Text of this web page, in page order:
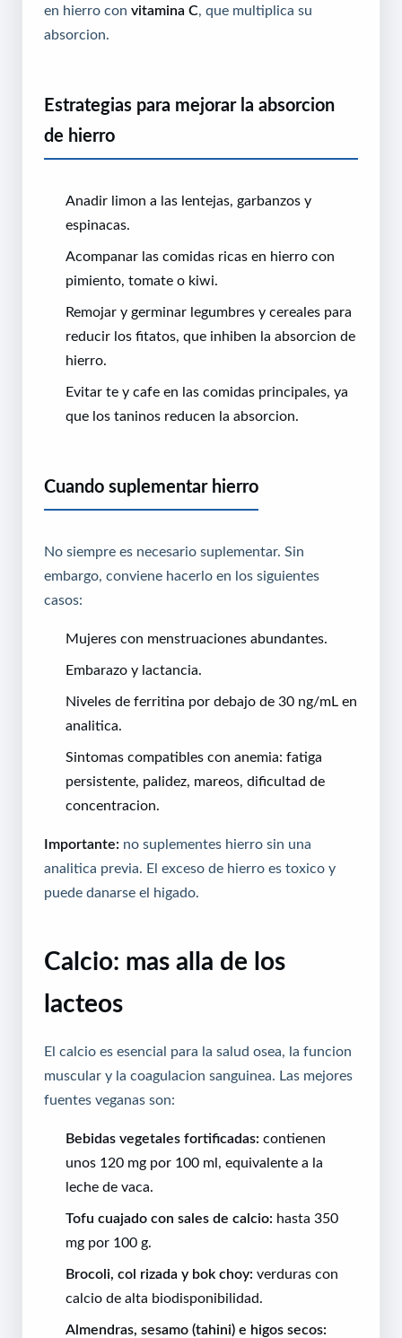
en hierro con vitamina C , que multiplica su
absorcion.
Estrategias para mejorar la absorcion
de hierro
Anadir limon a las lentejas, garbanzos y
espinacas.
Acompanar las comidas ricas en hierro con
pimiento, tomate o kiwi.
Remojar y germinar legumbres y cereales para
reducir los fitatos, que inhiben la absorcion de
hierro.
Evitar te y cafe en las comidas principales, ya
que los taninos reducen la absorcion.
Cuando suplementar hierro
No siempre es necesario suplementar. Sin
embargo, conviene hacerlo en los siguientes
casos:
Mujeres con menstruaciones abundantes.
Embarazo y lactancia.
Niveles de ferritina por debajo de 30 ng/mL en
analitica.
Sintomas compatibles con anemia: fatiga
persistente, palidez, mareos, dificultad de
concentracion.
Importante: no suplementes hierro sin una
analitica previa. El exceso de hierro es toxico y
puede danarse el higado.
Calcio: mas alla de los
lacteos
El calcio es esencial para la salud osea, la funcion
muscular y la coagulacion sanguinea. Las mejores
fuentes veganas son:
Bebidas vegetales fortificadas: contienen
unos 120 mg por 100 ml, equivalente a la
leche de vaca.
Tofu cuajado con sales de calcio: hasta 350
mg por 100 g.
Brocoli, col rizada y bok choy: verduras con
calcio de alta biodisponibilidad.
Almendras, sesamo (tahini) e higos secos: